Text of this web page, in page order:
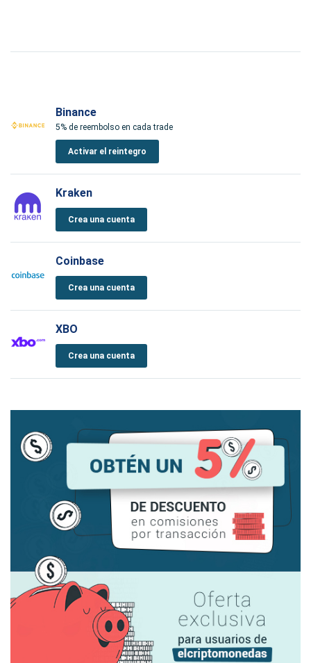
Binance
5% de reembolso en cada trade
Activar el reintegro
Kraken
Crea una cuenta
Coinbase
Crea una cuenta
XBO
Crea una cuenta